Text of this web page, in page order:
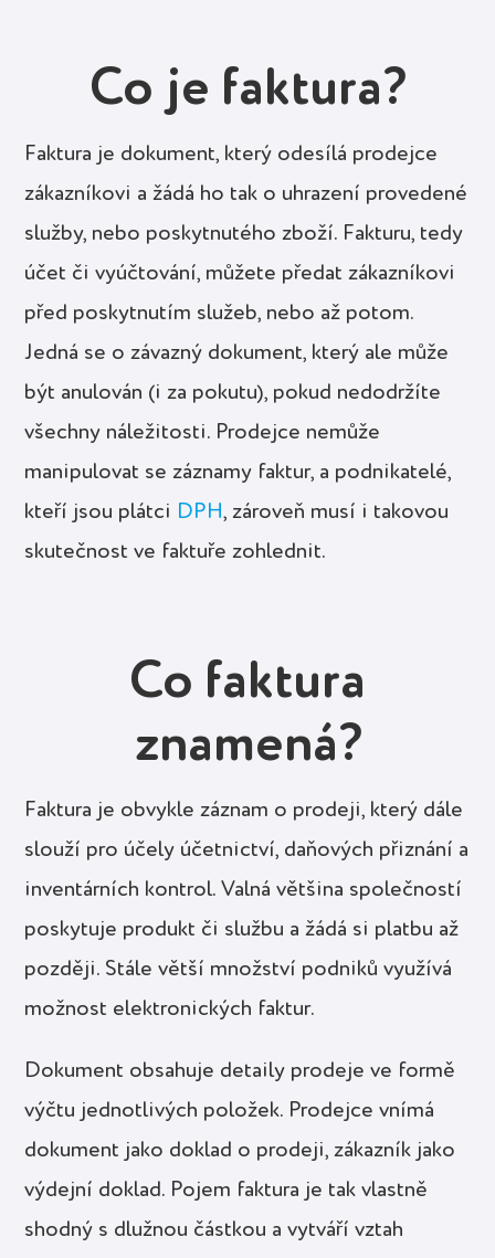
Co je faktura?
Faktura je dokument, který odesílá prodejce
zákazníkovi a žádá ho tak o uhrazení provedené
služby, nebo poskytnutého zboží. Fakturu, tedy
účet či vyúčtování, můžete předat zákazníkovi
před poskytnutím služeb, nebo až potom.
Jedná se o závazný dokument, který ale může
být anulován (i za pokutu), pokud nedodržíte
všechny náležitosti. Prodejce nemůže
manipulovat se záznamy faktur, a podnikatelé,
kteří jsou plátci DPH, zároveň musí i takovou
skutečnost ve faktuře zohlednit.
Co faktura
znamená?
Faktura je obvykle záznam o prodeji, který dále
slouží pro účely účetnictví, daňových přiznání a
inventárních kontrol. Valná většina společností
poskytuje produkt či službu a žádá si platbu až
později. Stále větší množství podniků využívá
možnost elektronických faktur.
Dokument obsahuje detaily prodeje ve formě
výčtu jednotlivých položek. Prodejce vnímá
dokument jako doklad o prodeji, zákazník jako
výdejní doklad. Pojem faktura je tak vlastně
shodný s dlužnou částkou a vytváří vztah